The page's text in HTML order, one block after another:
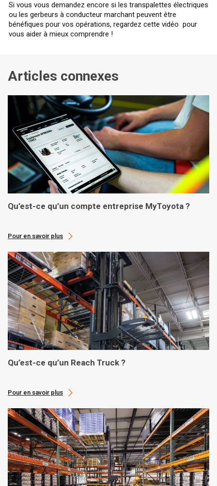
Si vous vous demandez encore si les transpalettes électriques
ou les gerbeurs à conducteur marchant peuvent être
bénéfiques pour vos opérations, regardez cette vidéo pour
vous aider à mieux comprendre !
Articles connexes
Qu’est-ce qu’un compte entreprise MyToyota ?
Pour en savoir plus
Qu’est-ce qu’un Reach Truck ?
Pour en savoir plus